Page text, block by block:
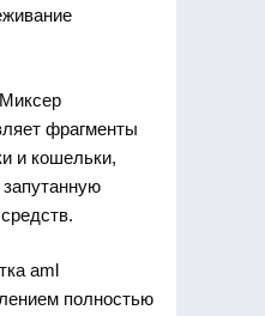
Миксер
фрагменты
и кошельки,
aml
полностью